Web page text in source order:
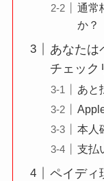
通常
か？
あなたは
チェック
あと
本人
支払
ペイディ